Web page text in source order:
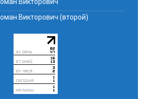
Викторович (второй)